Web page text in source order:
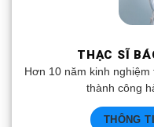
THẠC SĨ
Hơn 10 năm kinh
thành công
THÔNG